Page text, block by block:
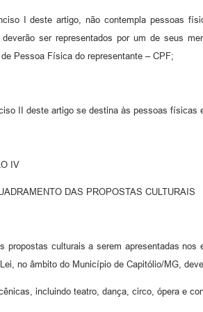
I deste artigo, não contempla pessoas
ser representados por um de seus
Pessoa Física do representante – CPF;
II deste artigo se destina às pessoas
IV
DAS PROPOSTAS CULTURAIS
propostas culturais a serem apresentadas
no âmbito do Município de Capitólio/MG,
cênicas, incluindo teatro, dança, circo, ópera e